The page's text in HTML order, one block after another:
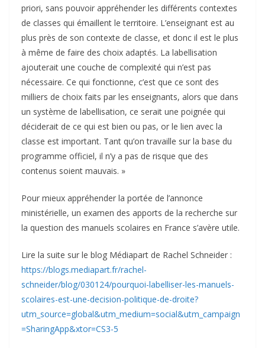
priori, sans pouvoir appréhender les différents contextes
de classes qui émaillent le territoire. L’enseignant est au
plus près de son contexte de classe, et donc il est le plus
à même de faire des choix adaptés. La labellisation
ajouterait une couche de complexité qui n’est pas
nécessaire. Ce qui fonctionne, c’est que ce sont des
milliers de choix faits par les enseignants, alors que dans
un système de labellisation, ce serait une poignée qui
déciderait de ce qui est bien ou pas, or le lien avec la
classe est important. Tant qu’on travaille sur la base du
programme officiel, il n’y a pas de risque que des
contenus soient mauvais. »
Pour mieux appréhender la portée de l’annonce
ministérielle, un examen des apports de la recherche sur
la question des manuels scolaires en France s’avère utile.
Lire la suite sur le blog Médiapart de Rachel Schneider :
https://blogs.mediapart.fr/rachel-
schneider/blog/030124/pourquoi-labelliser-les-manuels-
scolaires-est-une-decision-politique-de-droite?
utm_source=global&utm_medium=social&utm_campaign
=SharingApp&xtor=CS3-5